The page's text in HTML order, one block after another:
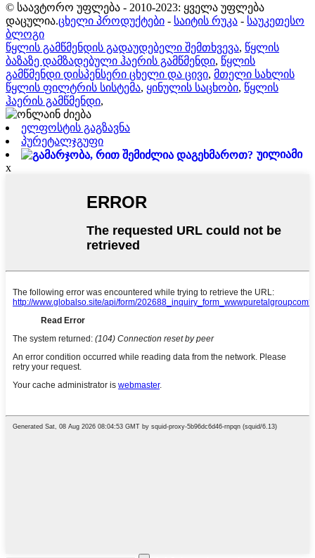
© საავტორო უფლება - 2010-2023: ყველა უფლება
დაცულია.ცხელი პროდუქტები - საიტის რუკა - საუკეთესო
ბლოგი
წყლის გამწმენდის გადაუდებელი შემთხვევა, წყლის
ბაზაზე დამზადებული ჰაერის გამწმენდი, წყლის
გამწმენდი დისპენსერი ცხელი და ცივი, მთელი სახლის
წყლის ფილტრის სისტემა, ყინულის საცხობი, წყლის
ჰაერის გამწმენდი,
ელფოსტის გაგზავნა
პურეტალჯგუფი
უილიამი
x